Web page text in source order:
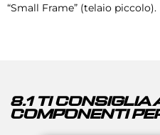
“Small Frame” (telaio piccolo).
8.1 TI CONSIGLIA
COMPONENTI